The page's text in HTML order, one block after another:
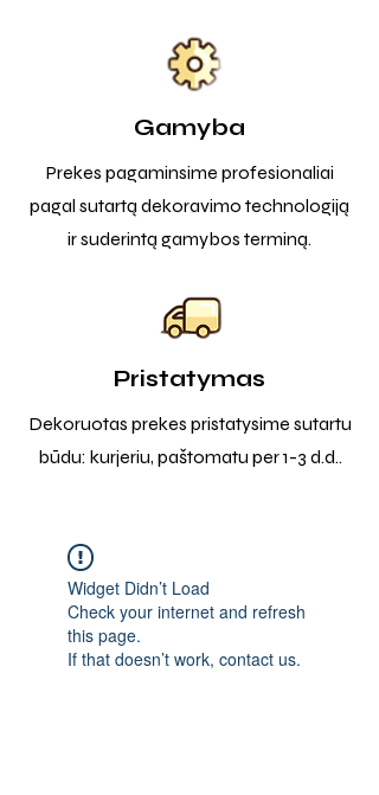
Gamyba
Prekes pagaminsime profesionaliai
pagal sutartą dekoravimo technologiją
ir suderintą gamybos terminą.
Pristatymas
Dekoruotas prekes pristatysime sutartu
būdu: kurjeriu, paštomatu per 1-3 d.d..
Widget Didn’t Load
Check your internet and refresh
this page.
If that doesn’t work, contact us.